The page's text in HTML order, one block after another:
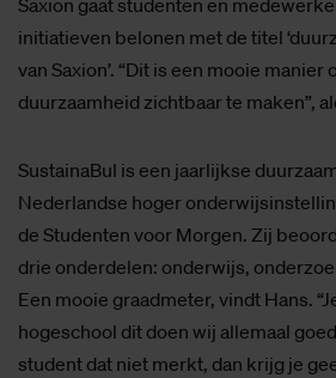
Saxion gaat studenten en
initiatieven belonen met de titel
van Saxion’. “Dit is een mooie manier
duurzaamheid zichtbaar te maken”,
SustainaBul is een jaarlijkse
Nederlandse hoger
de Studenten voor Morgen. Zij
drie onderdelen: onderwijs,
Een mooie graadmeter, vindt Hans.
hogeschool dit doen wij allemaal
student dat niet merkt, dan krijg je